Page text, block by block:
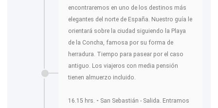
encontraremos en uno de los destinos más
elegantes del norte de España. Nuestro guía le
orientará sobre la ciudad siguiendo la Playa
de la Concha, famosa por su forma de
herradura. Tiempo para pasear por el caso
antiguo. Los viajeros con media pensión
tienen almuerzo incluido.
16.15 hrs. - San Sebastián - Salida. Entramos